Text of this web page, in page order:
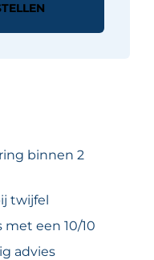
binnen 2
twijfel
een 10/10
advies